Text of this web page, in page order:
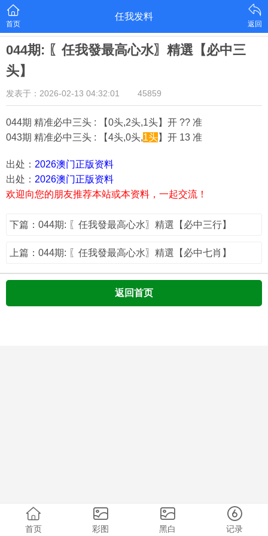
首页
任我发料
返回
044期: 〖任我發最高心水〗精選【必中三
头】
发表于：2026-02-13 04:32:01 45859
044期 精准必中三头 : 【0头,2头,1头】开 ?? 准
043期 精准必中三头 : 【4头,0头,1头】开 13 准
出处： 2026澳门正版资料
出处： 2026澳门正版资料
欢迎向您的朋友推荐本站或本资料，一起交流！
下篇：044期: 〖任我發最高心水〗精選【必中三行】
上篇：044期: 〖任我發最高心水〗精選【必中七肖】
返回首页
首页 彩图 黑白 记录